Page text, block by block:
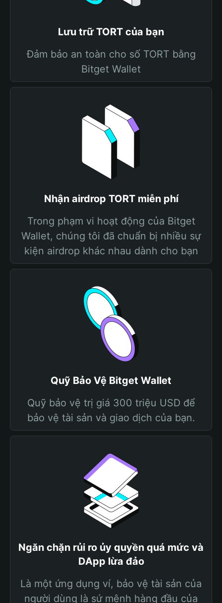
Lưu trữ TORT của bạn
Đảm bảo an toàn cho số TORT bằng
Bitget Wallet
Nhận airdrop TORT miễn phí
Trong phạm vi hoạt động của Bitget
Wallet, chúng tôi đã chuẩn bị nhiều sự
kiện airdrop khác nhau dành cho bạn
Quỹ Bảo Vệ Bitget Wallet
Quỹ bảo vệ trị giá 300 triệu USD để
bảo vệ tài sản và giao dịch của bạn.
Ngăn chặn rủi ro ủy quyền quá mức và
DApp lừa đảo
Là một ứng dụng ví, bảo vệ tài sản của
người dùng là sứ mệnh hàng đầu của